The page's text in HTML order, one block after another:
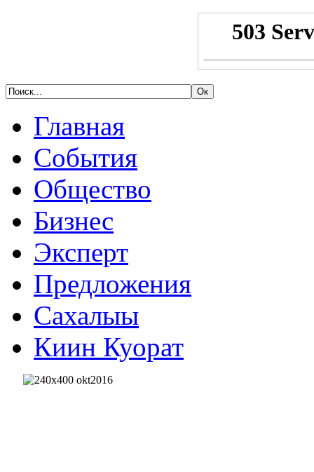
Главная
События
Общество
Бизнес
Эксперт
Предложения
Сахалыы
Киин Куорат